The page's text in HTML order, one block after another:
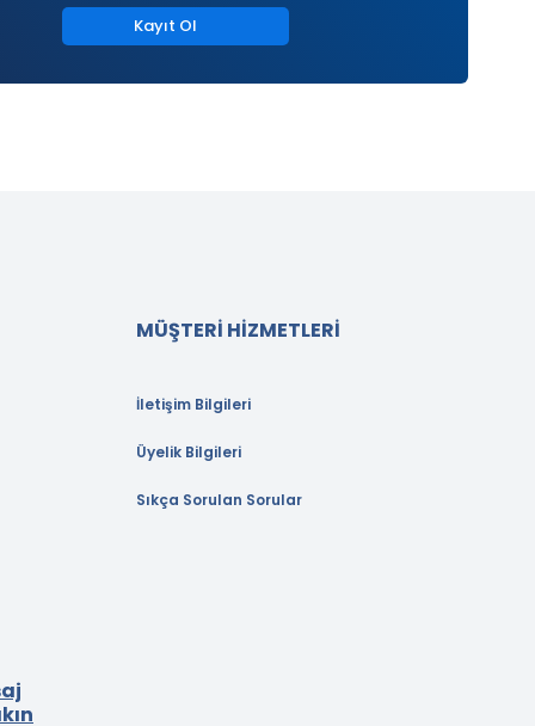
Kayıt Ol
MÜŞTERİ HİZMETLERİ
İletişim Bilgileri
Üyelik Bilgileri
Sıkça Sorulan Sorular